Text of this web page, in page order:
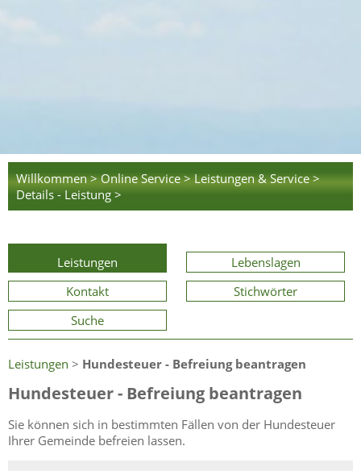
Willkommen > Online Service > Leistungen & Service >
Details - Leistung >
Leistungen
Lebenslagen
Kontakt
Stichwörter
Suche
Leistungen > Hundesteuer - Befreiung beantragen
Hundesteuer - Befreiung beantragen
Sie können sich in bestimmten Fällen von der Hundesteuer
Ihrer Gemeinde befreien lassen.